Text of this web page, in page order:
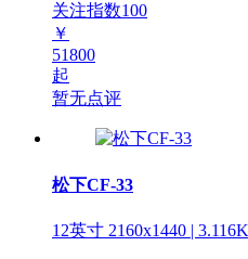
关注指数100
￥
51800
起
暂无点评
松下CF-33
12英寸 2160x1440 |